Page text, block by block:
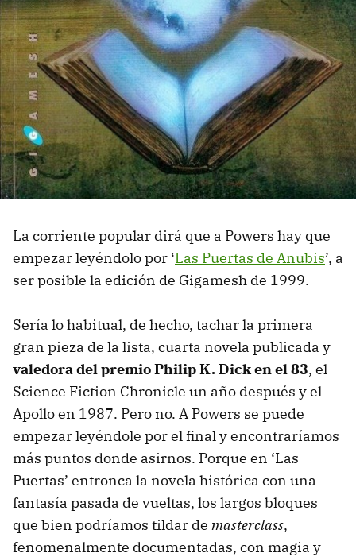
La corriente popular dirá que a Powers hay que
empezar leyéndolo por ‘Las Puertas de Anubis’, a
ser posible la edición de Gigamesh de 1999.
Sería lo habitual, de hecho, tachar la primera
gran pieza de la lista, cuarta novela publicada y
valedora del premio Philip K. Dick en el 83, el
Science Fiction Chronicle un año después y el
Apollo en 1987. Pero no. A Powers se puede
empezar leyéndole por el final y encontraríamos
más puntos donde asirnos. Porque en ‘Las
Puertas’ entronca la novela histórica con una
fantasía pasada de vueltas, los largos bloques
que bien podríamos tildar de masterclass,
fenomenalmente documentadas, con magia y